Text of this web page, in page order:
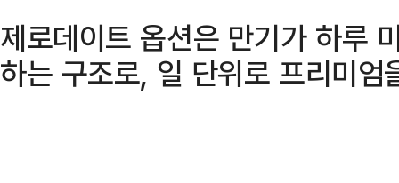
제로데이트 옵션은 만기가 하루
하는 구조로, 일 단위로 프리미